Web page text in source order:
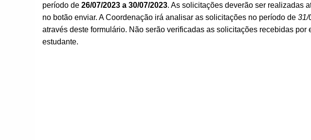
período de 26/07/2023 a 30/07/2023. As solicitações deverão ser realizadas
no botão enviar. A Coordenação irá analisar as solicitações no período de 31/
através deste formulário. Não serão verificadas as solicitações recebidas
estudante.